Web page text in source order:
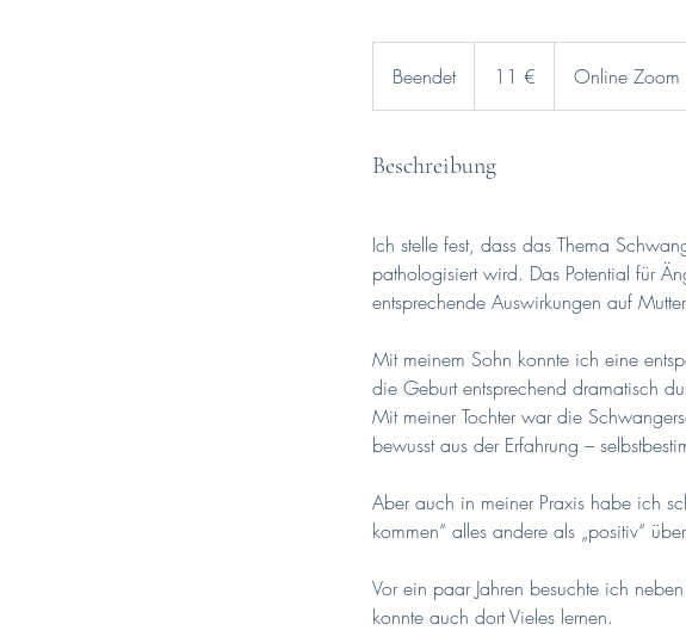
BeendetB
e
n
t
11 € Online Zoom
Beschreibung
Ich stelle fest, dass das Thema
pathologisiert wird. Das Potential für
entsprechende Auswirkungen auf
Mit meinem Sohn konnte ich eine
die Geburt entsprechend dramatisch
Mit meiner Tochter war die
bewusst aus der Erfahrung –
Aber auch in meiner Praxis habe ich
kommen“ alles andere als „positiv“
Vor ein paar Jahren besuchte ich
konnte auch dort Vieles lernen.